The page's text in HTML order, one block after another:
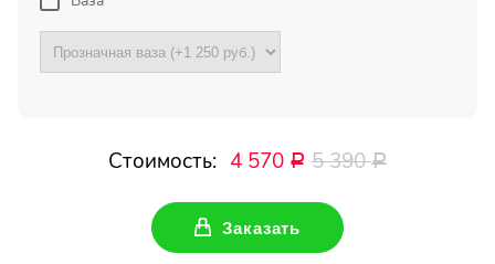
Стоимость: 4 570 Р 5 390Р
Заказать